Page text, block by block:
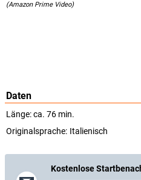
(Amazon Prime Video)
Daten
Länge: ca. 76 min.
Originalsprache: Italienisch
Kostenlose